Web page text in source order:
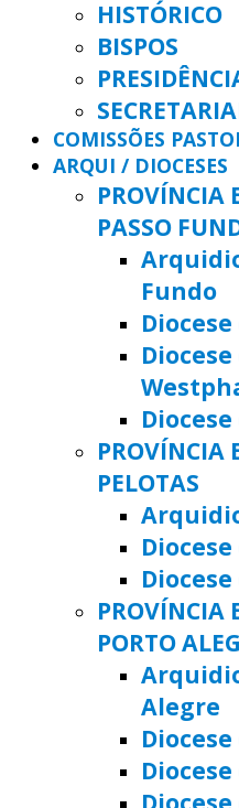
HISTÓRICO
BISPOS
COMISSÕES
ARQUI / DIOCESES
PROVÍNCIA
PASSO
Fundo
PROVÍNCIA
PELOTAS
PROVÍNCIA
PORTO
Alegre